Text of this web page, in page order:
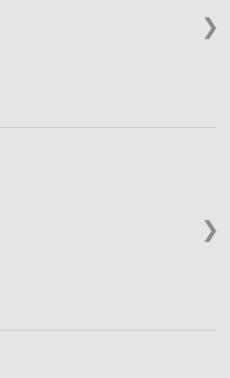
❯
❯